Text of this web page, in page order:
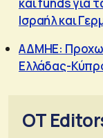
και funds για
Ισραήλ και
ΑΔΜΗΕ:
Ελλάδας-
OT